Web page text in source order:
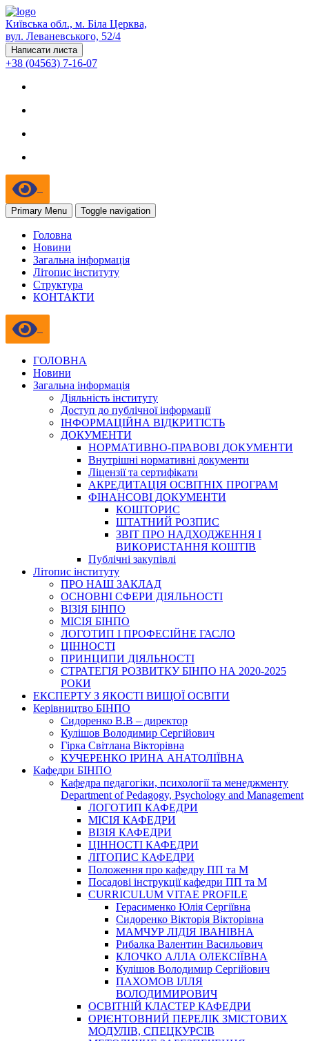
Київська обл., м. Біла Церква,
вул. Леваневського, 52/4
Написати листа
+38 (04563) 7-16-07
Primary Menu Toggle navigation
Головна
Новини
Загальна інформація
Літопис інституту
Структура
КОНТАКТИ
ГОЛОВНА
Новини
Загальна інформація
Діяльність інституту
Доступ до публічної інформації
ІНФОРМАЦІЙНА ВІДКРИТІСТЬ
ДОКУМЕНТИ
НОРМАТИВНО-ПРАВОВІ ДОКУМЕНТИ
Внутрішні нормативні документи
Ліцензії та сертифікати
АКРЕДИТАЦІЯ ОСВІТНІХ ПРОГРАМ
ФІНАНСОВІ ДОКУМЕНТИ
КОШТОРИС
ШТАТНИЙ РОЗПИС
ЗВІТ ПРО НАДХОДЖЕННЯ І
ВИКОРИСТАННЯ КОШТІВ
Публічні закупівлі
Літопис інституту
ПРО НАШ ЗАКЛАД
ОСНОВНІ СФЕРИ ДІЯЛЬНОСТІ
ВІЗІЯ БІНПО
МІСІЯ БІНПО
ЛОГОТИП І ПРОФЕСІЙНЕ ГАСЛО
ЦІННОСТІ
ПРИНЦИПИ ДІЯЛЬНОСТІ
СТРАТЕГІЯ РОЗВИТКУ БІНПО НА 2020-2025
РОКИ
ЕКСПЕРТУ З ЯКОСТІ ВИЩОЇ ОСВІТИ
Керівництво БІНПО
Сидоренко В.В – директор
Кулішов Володимир Сергійович
Гірка Світлана Вікторівна
КУЧЕРЕНКО ІРИНА АНАТОЛІЇВНА
Кафедри БІНПО
Кафедра педагогіки, психології та менеджменту
Department of Pedagogy, Psychology and Management
ЛОГОТИП КАФЕДРИ
МІСІЯ КАФЕДРИ
ВІЗІЯ КАФЕДРИ
ЦІННОСТІ КАФЕДРИ
ЛІТОПИС КАФЕДРИ
Положення про кафедру ПП та М
Посадові інструкції кафедри ПП та М
CURRICULUM VITAE PROFILE
Герасименко Юлія Сергіївна
Сидоренко Вікторія Вікторівна
МАМЧУР ЛІДІЯ ІВАНІВНА
Рибалка Валентин Васильович
КЛОЧКО АЛЛА ОЛЕКСІЇВНА
Кулішов Володимир Сергійович
ПАХОМОВ ІЛЛЯ
ВОЛОДИМИРОВИЧ
ОСВІТНІЙ КЛАСТЕР КАФЕДРИ
ОРІЄНТОВНИЙ ПЕРЕЛІК ЗМІСТОВИХ
МОДУЛІВ, СПЕЦКУРСІВ